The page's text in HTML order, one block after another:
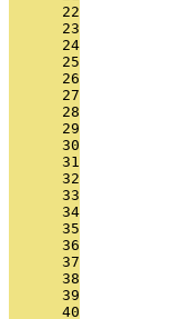
      22
      23
      24
      25
      26
      27
      28
      29
      30
      31
      32
      33
      34
      35
      36
      37
      38
      39
      40